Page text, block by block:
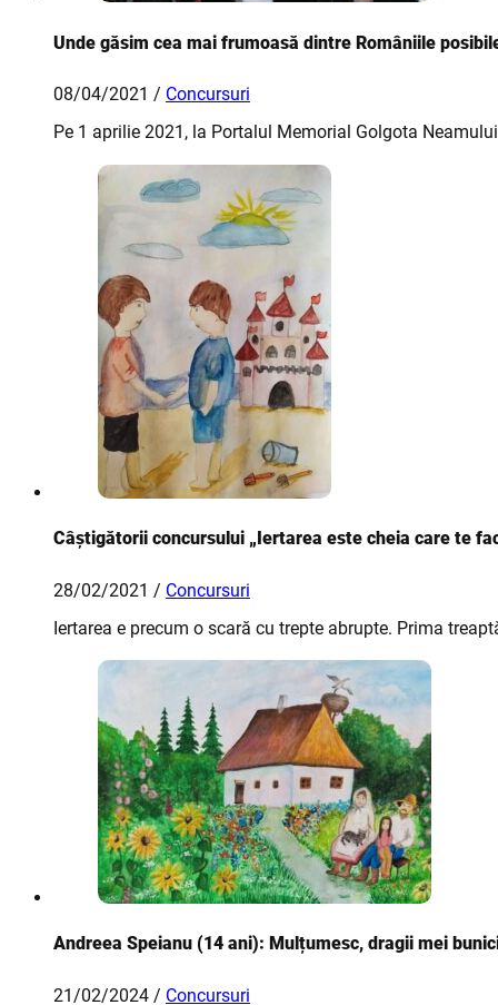
Unde găsim cea mai frumoasă dintre Româniile
08/04/2021 / Concursuri
Pe 1 aprilie 2021, la Portalul Memorial Golgota
Câștigătorii concursului „Iertarea este cheia care te
28/02/2021 / Concursuri
Iertarea e precum o scară cu trepte abrupte. Prima
Andreea Speianu (14 ani): Mulțumesc, dragii mei
21/02/2024 / Concursuri